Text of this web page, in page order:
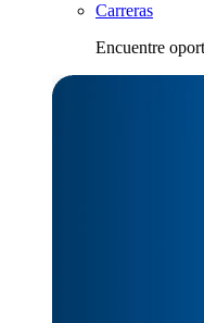
Carreras
Encuentre